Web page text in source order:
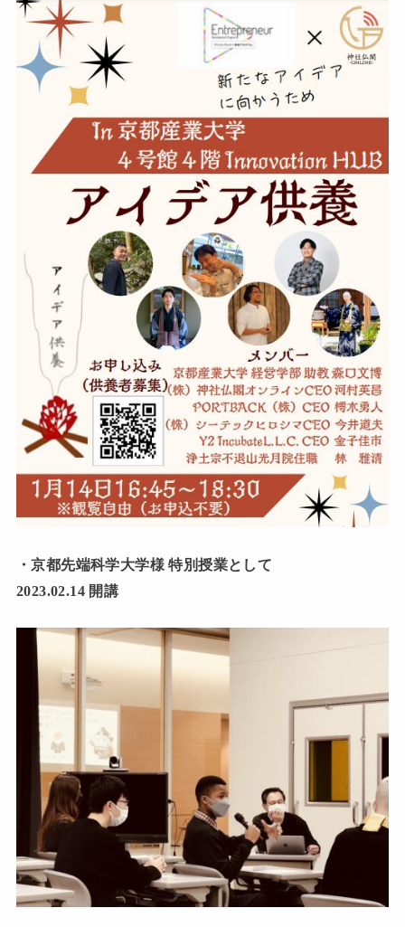
・京都先端科学大学様 特別授業として
2023.02.14 開講